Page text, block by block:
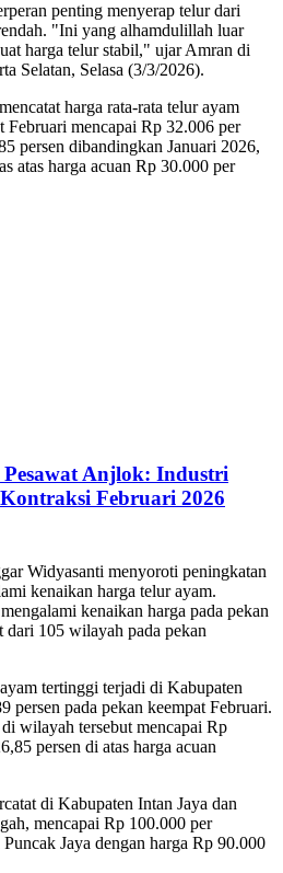
penting menyerap telur dari
"Ini yang alhamdulillah luar
harga telur stabil," ujar Amran di
Selatan, Selasa (3/3/2026).
harga rata-rata telur ayam
Februari mencapai Rp 32.006 per
persen dibandingkan Januari 2026,
atas harga acuan Rp 30.000 per
Anjlok: Industri
Februari 2026
Widyasanti menyoroti peningkatan
kenaikan harga telur ayam.
kenaikan harga pada pekan
dari 105 wilayah pada pekan
tertinggi terjadi di Kabupaten
pada pekan keempat Februari.
wilayah tersebut mencapai Rp
persen di atas harga acuan
di Kabupaten Intan Jaya dan
mencapai Rp 100.000 per
Jaya dengan harga Rp 90.000